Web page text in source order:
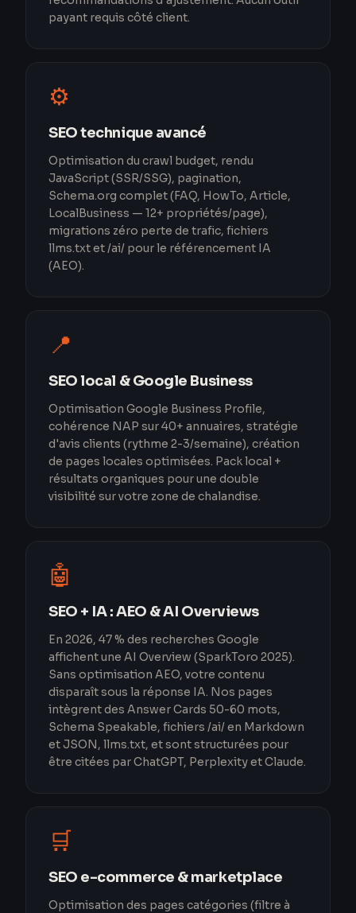
payant requis côté client.
⚙️
SEO technique avancé
Optimisation du crawl budget, rendu
JavaScript (SSR/SSG), pagination,
Schema.org complet (FAQ, HowTo, Article,
LocalBusiness — 12+ propriétés/page),
migrations zéro perte de trafic, fichiers
llms.txt et /ai/ pour le référencement IA
(AEO).
📍
SEO local & Google Business
Optimisation Google Business Profile,
cohérence NAP sur 40+ annuaires, stratégie
d'avis clients (rythme 2-3/semaine), création
de pages locales optimisées. Pack local +
résultats organiques pour une double
visibilité sur votre zone de chalandise.
🤖
SEO + IA : AEO & AI Overviews
En 2026, 47 % des recherches Google
affichent une AI Overview (SparkToro 2025).
Sans optimisation AEO, votre contenu
disparaît sous la réponse IA. Nos pages
intègrent des Answer Cards 50-60 mots,
Schema Speakable, fichiers /ai/ en Markdown
et JSON, llms.txt, et sont structurées pour
être citées par ChatGPT, Perplexity et Claude.
🛒
SEO e-commerce & marketplace
Optimisation des pages catégories (filtre à